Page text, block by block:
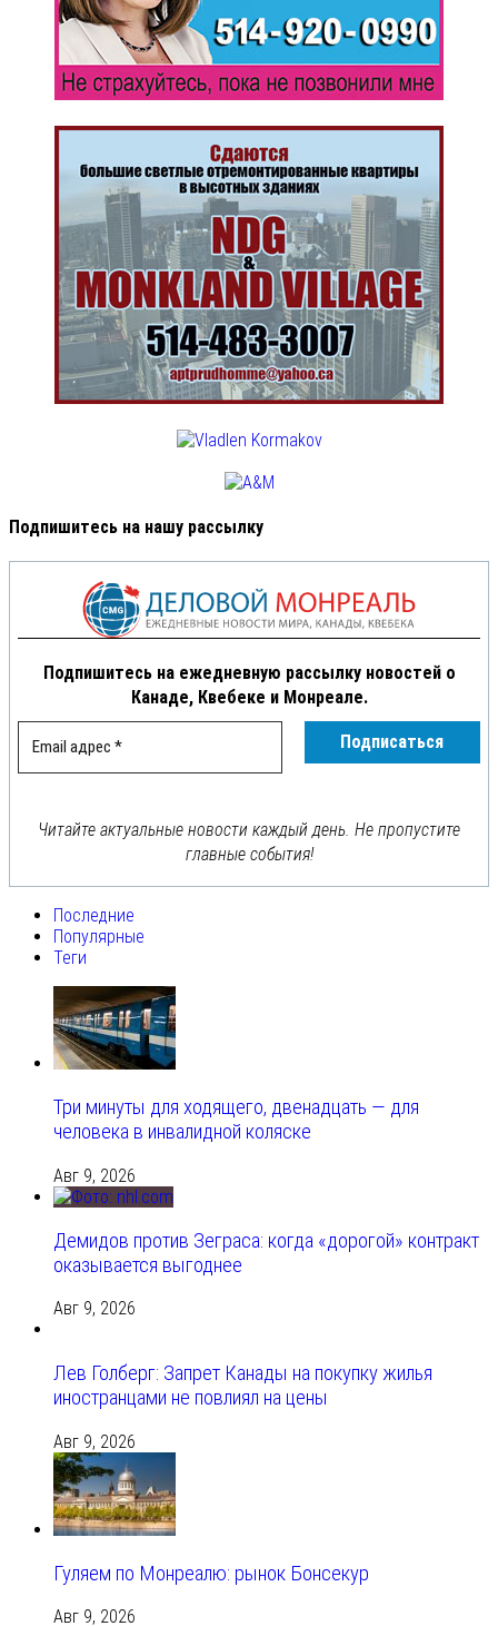
Подпишитесь на нашу рассылку
Подпишитесь на ежедневную рассылку новостей о
Канаде, Квебеке и Монреале.
Читайте актуальные новости каждый день. Не пропустите
главные события!
Последние
Популярные
Теги
Три минуты для ходящего, двенадцать — для
человека в инвалидной коляске
Авг 9, 2026
Демидов против Зеграса: когда «дорогой» контракт
оказывается выгоднее
Авг 9, 2026
Лев Голберг: Запрет Канады на покупку жилья
иностранцами не повлиял на цены
Авг 9, 2026
Гуляем по Монреалю: рынок Бонсекур
Авг 9, 2026